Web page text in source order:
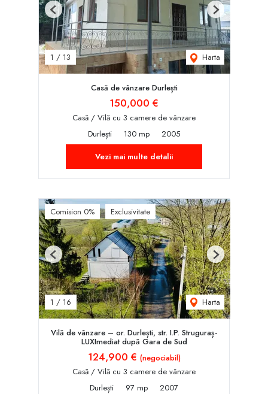
1 / 13 Harta
Previous Next
Casă de vânzare Durlești
150,000 €
Casă / Vilă cu 3 camere de vânzare
Durlești
130 mp
2005
Vezi mai multe detalii
Comision 0% Exclusivitate
1 / 16 Harta
Previous Next
Vilă de vânzare – or. Durlești, str. I.P. Struguraș-
LUXImediat după Gara de Sud
124,900 € (negociabil)
Casă / Vilă cu 3 camere de vânzare
Durlești
97 mp
2007